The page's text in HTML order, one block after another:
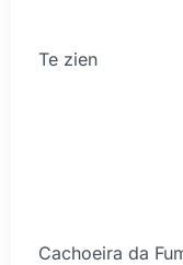
Te zien
Cachoeira da